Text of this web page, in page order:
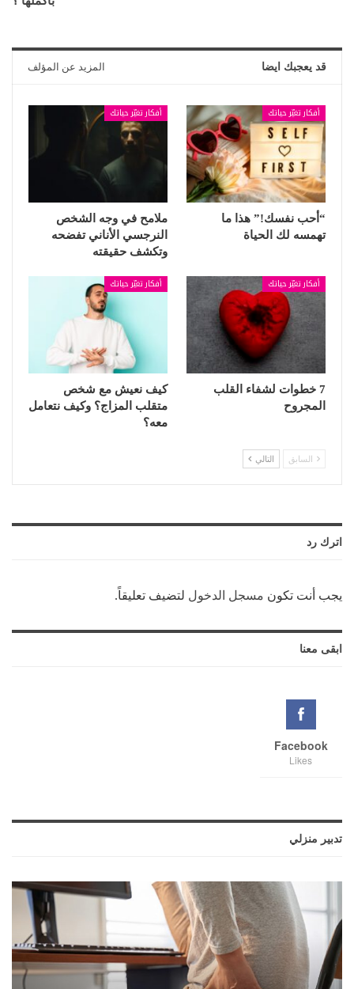
قد يعجبك ايضا المزيد عن المؤلف
أفكار تغيّر حياتك
“أحب نفسك!” هذا ما
تهمسه لك الحياة
أفكار تغيّر حياتك
ملامح في وجه الشخص
النرجسي الأناني تفضحه
وتكشف حقيقته
أفكار تغيّر حياتك
7 خطوات لشفاء القلب
المجروح
أفكار تغيّر حياتك
كيف نعيش مع شخص
متقلب المزاج؟ وكيف نتعامل
معه؟
السابق التالي
اترك رد
يجب أنت تكون مسجل الدخول لتضيف تعليقاً.
ابقى معنا
Facebook
Likes
تدبير منزلي